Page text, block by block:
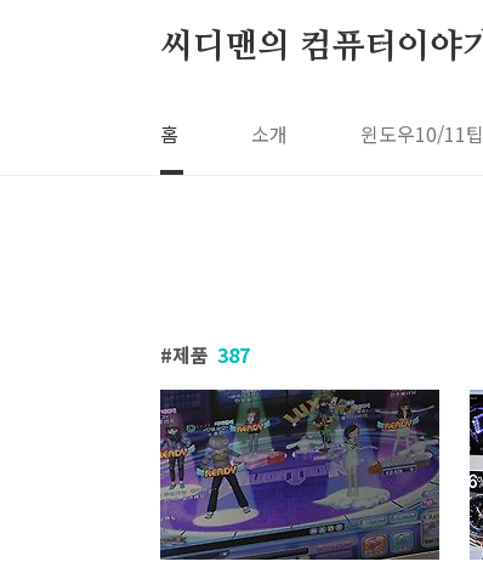
씨디맨의 컴퓨터이야기
홈 소개 윈도우10/11팁
제품 387